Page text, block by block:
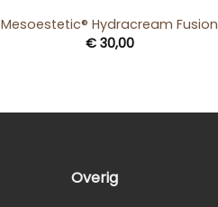
Mesoestetic® Hydracream Fusion
€30,00
Overig